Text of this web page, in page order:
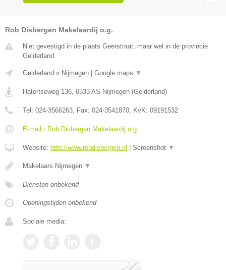
Rob Disbergen Makelaardij o.g.
Niet gevestigd in de plaats Geerstraat, maar wel in de provincie
Gelderland.
Gelderland » Nijmegen Google maps ▼
Hatertseweg 136, 6533 AS Nijmegen (Gelderland)
Tel: 024-3566263, Fax: 024-3541870, KvK: 09191532
E-mail › Rob Disbergen Makelaardij o.g.
Website: http://www.robdisbergen.nl Screenshot ▼
Makelaars Nijmegen ▼
Diensten onbekend
Openingstijden onbekend
Sociale media: